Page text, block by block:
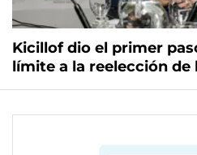
Kicillof dio el primer
límite a la reelección de